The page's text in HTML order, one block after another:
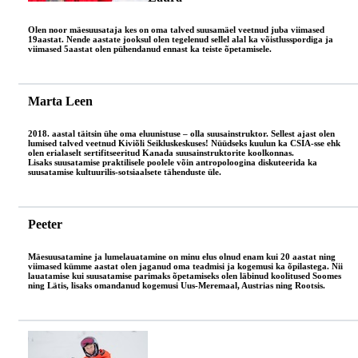
Olen noor mäesuusataja kes on oma talved suusamäel veetnud juba viimased
19aastat. Nende aastate jooksul olen tegelenud sellel alal ka võistlusspordiga ja
viimased 5aastat olen pühendanud ennast ka teiste õpetamisele.
Marta Leen
2018. aastal täitsin ühe oma eluunistuse – olla suusainstruktor. Sellest ajast olen
lumised talved veetnud Kiviõli Seikluskeskuses! Nüüdseks kuulun ka CSIA-sse ehk
olen erialaselt sertifitseeritud Kanada suusainstruktorite koolkonnas.
Lisaks suusatamise praktilisele poolele võin antropoloogina diskuteerida ka
suusatamise kultuurilis-sotsiaalsete tähenduste üle.
Peeter
Mäesuusatamine ja lumelauatamine on minu elus olnud enam kui 20 aastat ning
viimased kümme aastat olen jaganud oma teadmisi ja kogemusi ka õpilastega. Nii
lauatamise kui suusatamise parimaks õpetamiseks olen läbinud koolitused Soomes
ning Lätis, lisaks omandanud kogemusi Uus-Meremaal, Austrias ning Rootsis.